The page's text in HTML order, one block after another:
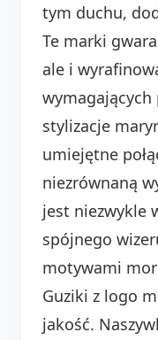
tym duchu,
Te marki
ale i
wymagających
stylizacje
umiejętne
niezrównaną
jest niezwykle
spójnego
motywami
Guziki z logo
jakość.